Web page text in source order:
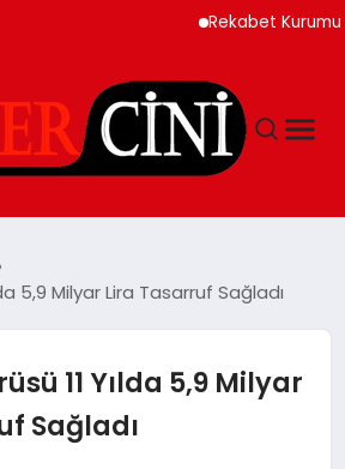
Rekabet Kurumu
5,9 Milyar Lira Tasarruf Sağladı
11 Yılda 5,9 Milyar
Sağladı